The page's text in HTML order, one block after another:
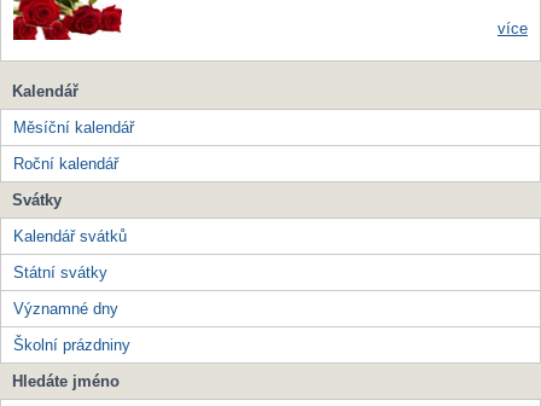
více
Kalendář
Měsíční kalendář
Roční kalendář
Svátky
Kalendář svátků
Státní svátky
Významné dny
Školní prázdniny
Hledáte jméno